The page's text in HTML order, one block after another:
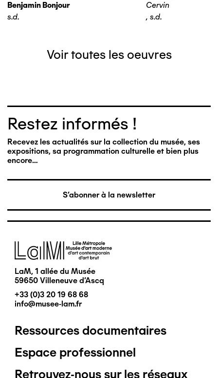
Benjamin Bonjour
s.d.
Cervin
, s.d.
Voir toutes les oeuvres
Restez informés !
Recevez les actualités sur la collection du musée, ses
expositions, sa programmation culturelle et bien plus
encore…
S'abonner à la newsletter
Image
LaM, 1 allée du Musée
59650 Villeneuve d'Ascq
+33 (0)3 20 19 68 68
info@musee-lam.fr
Pied
de
Ressources documentaires
Espace professionnel
Retrouvez-nous sur les réseaux